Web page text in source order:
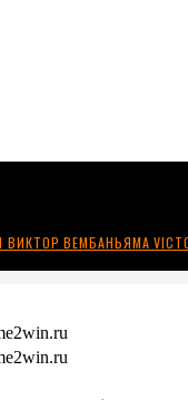
ВЕМБАНЬЯМА